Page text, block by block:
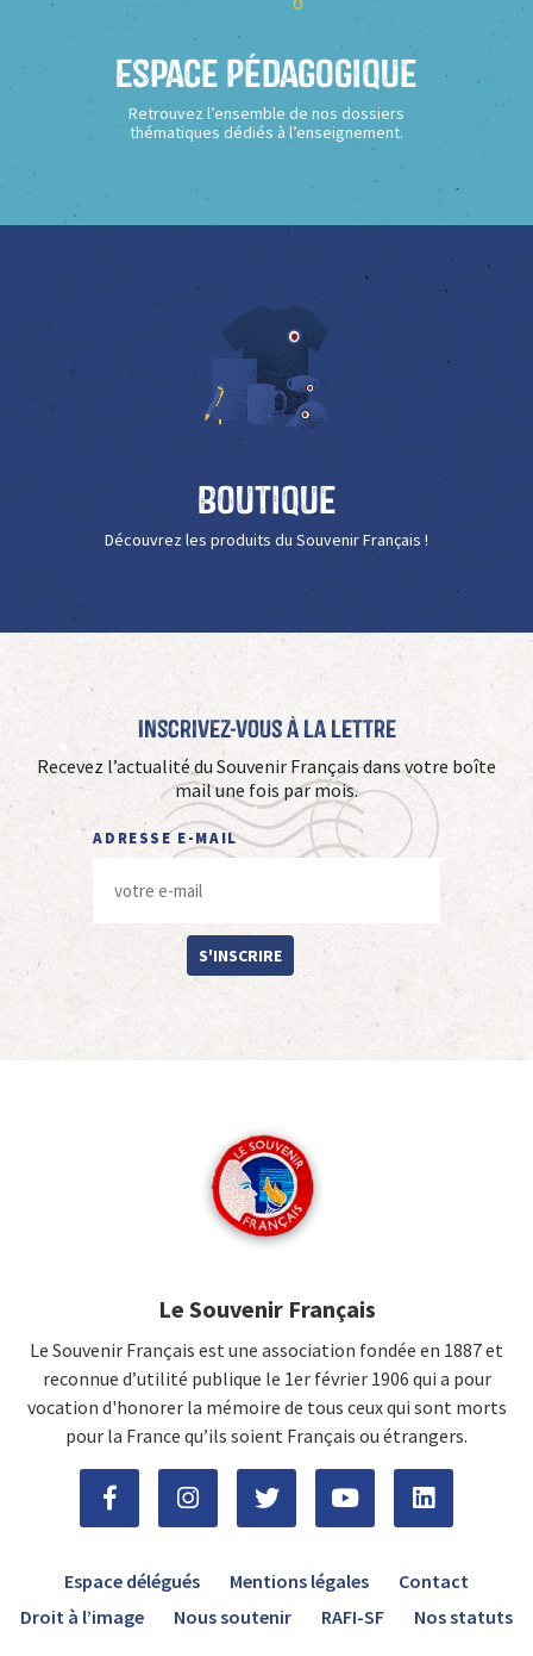
Espace Pédagogique
Retrouvez l’ensemble de nos dossiers
thématiques dédiés à l’enseignement.
Boutique
Découvrez les produits du Souvenir Français !
Inscrivez-vous à La Lettre
Recevez l’actualité du Souvenir Français dans votre boîte
mail une fois par mois.
ADRESSE E-MAIL
S'INSCRIRE
Le Souvenir Français
Le Souvenir Français est une association fondée en 1887 et
reconnue d’utilité publique le 1er février 1906 qui a pour
vocation d'honorer la mémoire de tous ceux qui sont morts
pour la France qu’ils soient Français ou étrangers.
Espace délégués Mentions légales
Contact
Droit à l’image
Nous soutenir RAFI-SF Nos statuts